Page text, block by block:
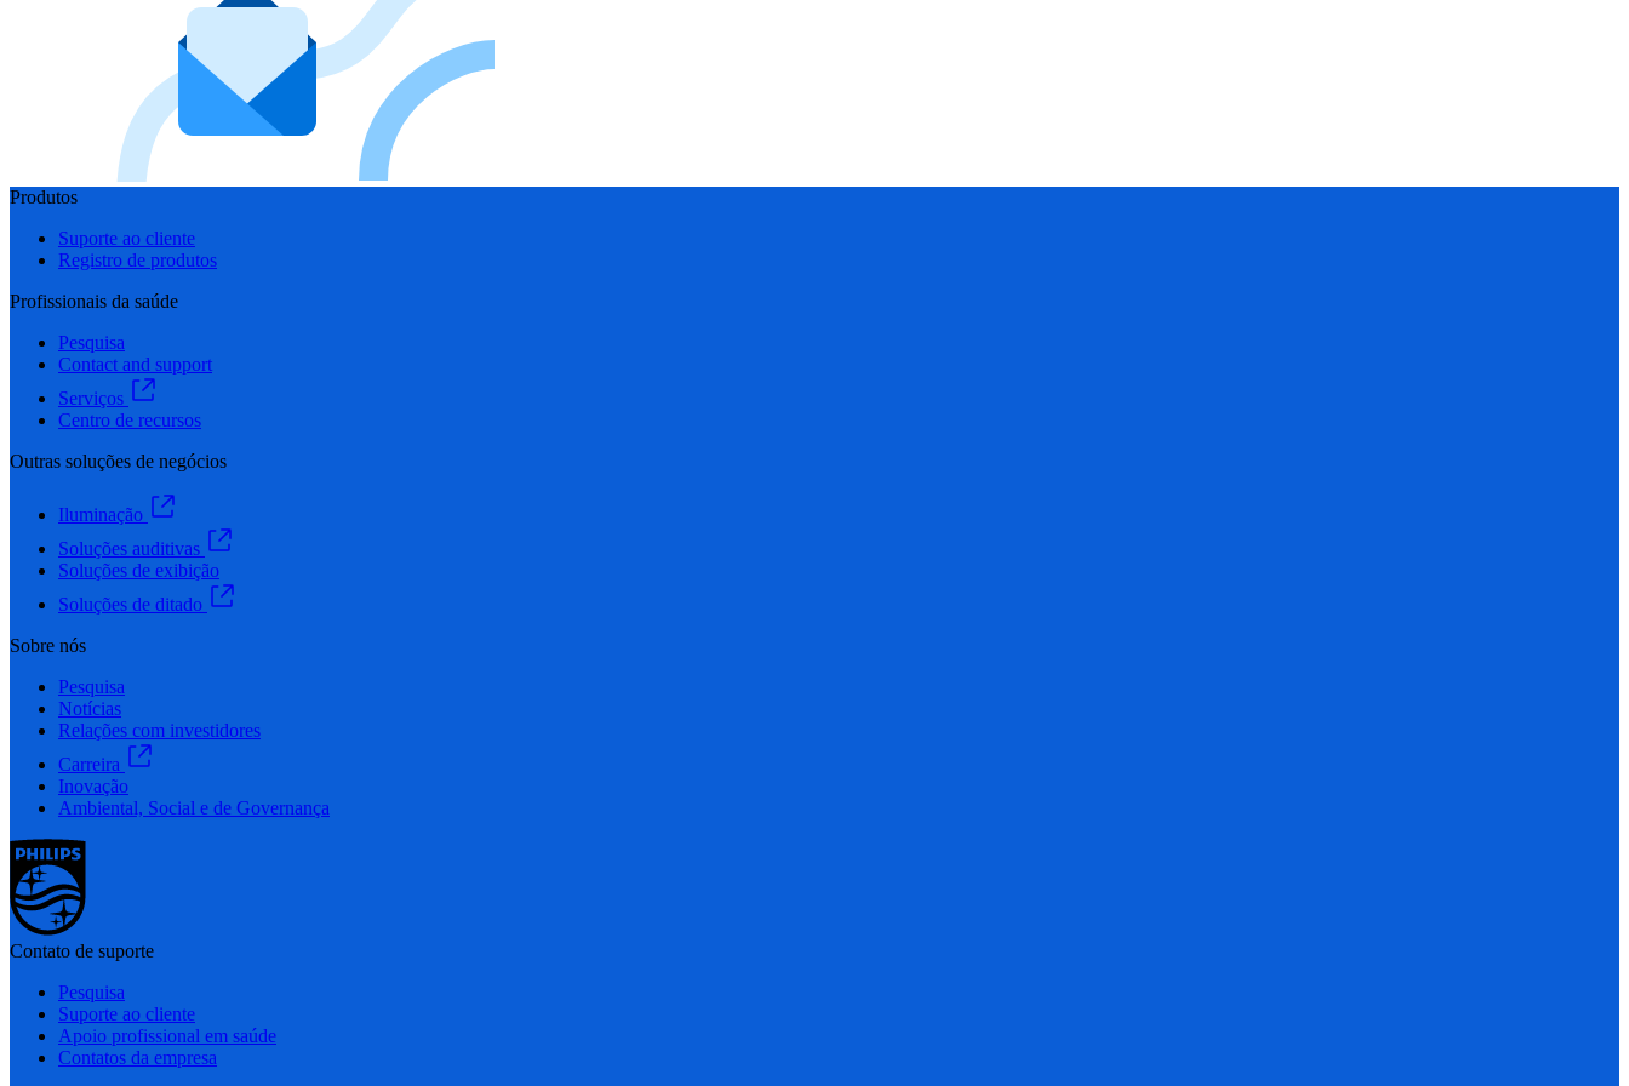
Produtos
Suporte ao cliente
Registro de produtos
Profissionais da saúde
Pesquisa
Contact and support
Serviços
Centro de recursos
Outras soluções de negócios
Iluminação
Soluções auditivas
Soluções de exibição
Soluções de ditado
Sobre nós
Pesquisa
Notícias
Relações com investidores
Carreira
Inovação
Ambiental, Social e de Governança
Contato de suporte
Pesquisa
Suporte ao cliente
Apoio profissional em saúde
Contatos da empresa